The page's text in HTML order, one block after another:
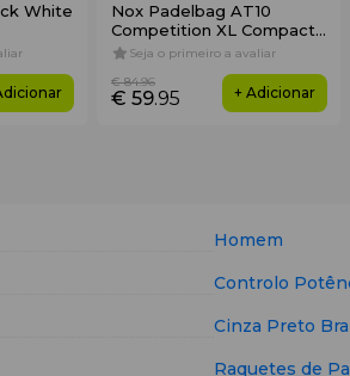
White
Nox Padelbag AT10
Competition XL Compact
by Agustín Tapia
Seja o primeiro a avaliar
€ 59.95
€ 84.96
+ Adicionar
Homem
Controlo
Cinza Preto
Raquetes de